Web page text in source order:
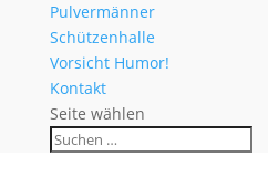
Pulvermänner
Schützenhalle
Vorsicht Humor!
Kontakt
Seite wählen